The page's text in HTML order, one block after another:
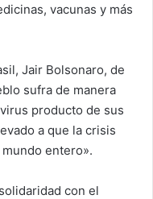
vacunas y más
Jair Bolsonaro, de
sufra de manera
producto de sus
a que la crisis
entero».
con el